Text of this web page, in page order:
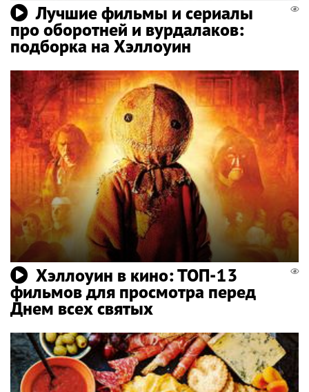
Лучшие фильмы и сериалы
про оборотней и вурдалаков:
подборка на Хэллоуин
Хэллоуин в кино: ТОП-13
фильмов для просмотра перед
Днем всех святых